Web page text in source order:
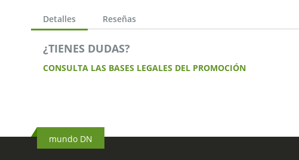
Detalles
¿TIENES DUDAS?
CONSULTA LAS BASES LEGALES DEL PROMOCIÓN
Reseñas
mundo DN